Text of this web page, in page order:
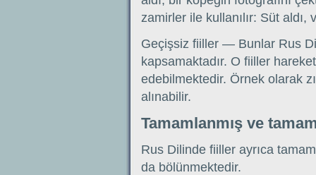
zamirler ile kullanılır: Süt aldı,
Geçişsiz fiiller — Bunlar Rus
kapsamaktadır. O fiiller
edebilmektedir. Örnek olarak
alınabilir.
Tamamlanmış ve
Rus Dilinde fiiller ayrıca
da bölünmektedir.